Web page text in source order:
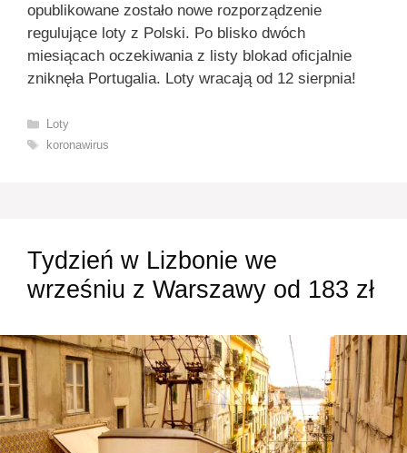
opublikowane zostało nowe rozporządzenie
regulujące loty z Polski. Po blisko dwóch
miesiącach oczekiwania z listy blokad oficjalnie
zniknęła Portugalia. Loty wracają od 12 sierpnia!
Kategorie
Loty
Tagi
koronawirus
Tydzień w Lizbonie we
wrześniu z Warszawy od 183 zł